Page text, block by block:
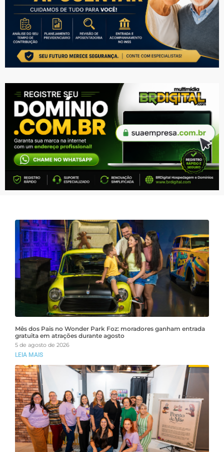
Mês dos Pais no Wonder Park Foz: moradores ganham entrada
gratuita em atrações durante agosto
5 de agosto de 2026
LEIA MAIS